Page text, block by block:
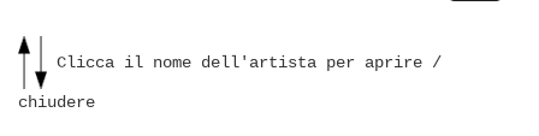
Clicca il nome dell'artista per aprire /
chiudere